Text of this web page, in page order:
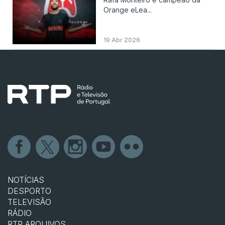
Orange eLea...
19 Abr 2026
NOTÍCIAS
DESPORTO
TELEVISÃO
RÁDIO